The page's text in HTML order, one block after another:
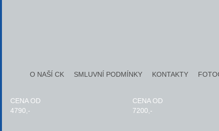
4790,-
CENA OD
7200,-
CENA OD
O NAŠÍ CK SMLUVNÍ PODMÍNKY KONTAKTY